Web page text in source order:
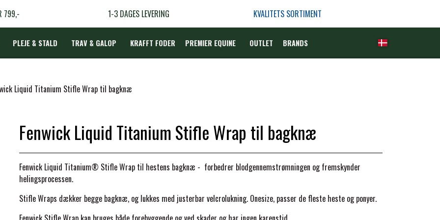
799,- 1-3 DAGES LEVERING KVALITETS SORTIMENT
PLEJE & STALD TRAV & GALOP KRAFFT FODER PREMIER EQUINE OUTLET BRANDS
Liquid Titanium Stifle Wrap til bagknæ
Fenwick Liquid Titanium Stifle Wrap til bagknæ
Fenwick Liquid Titanium® Stifle Wrap til hestens bagknæ - forbedrer blodgennemstrømningen og fremskynder
helingsprocessen.
Stifle Wraps dækker begge bagknæ, og lukkes med justerbar velcrolukning. Onesize, passer de fleste heste og ponyer.